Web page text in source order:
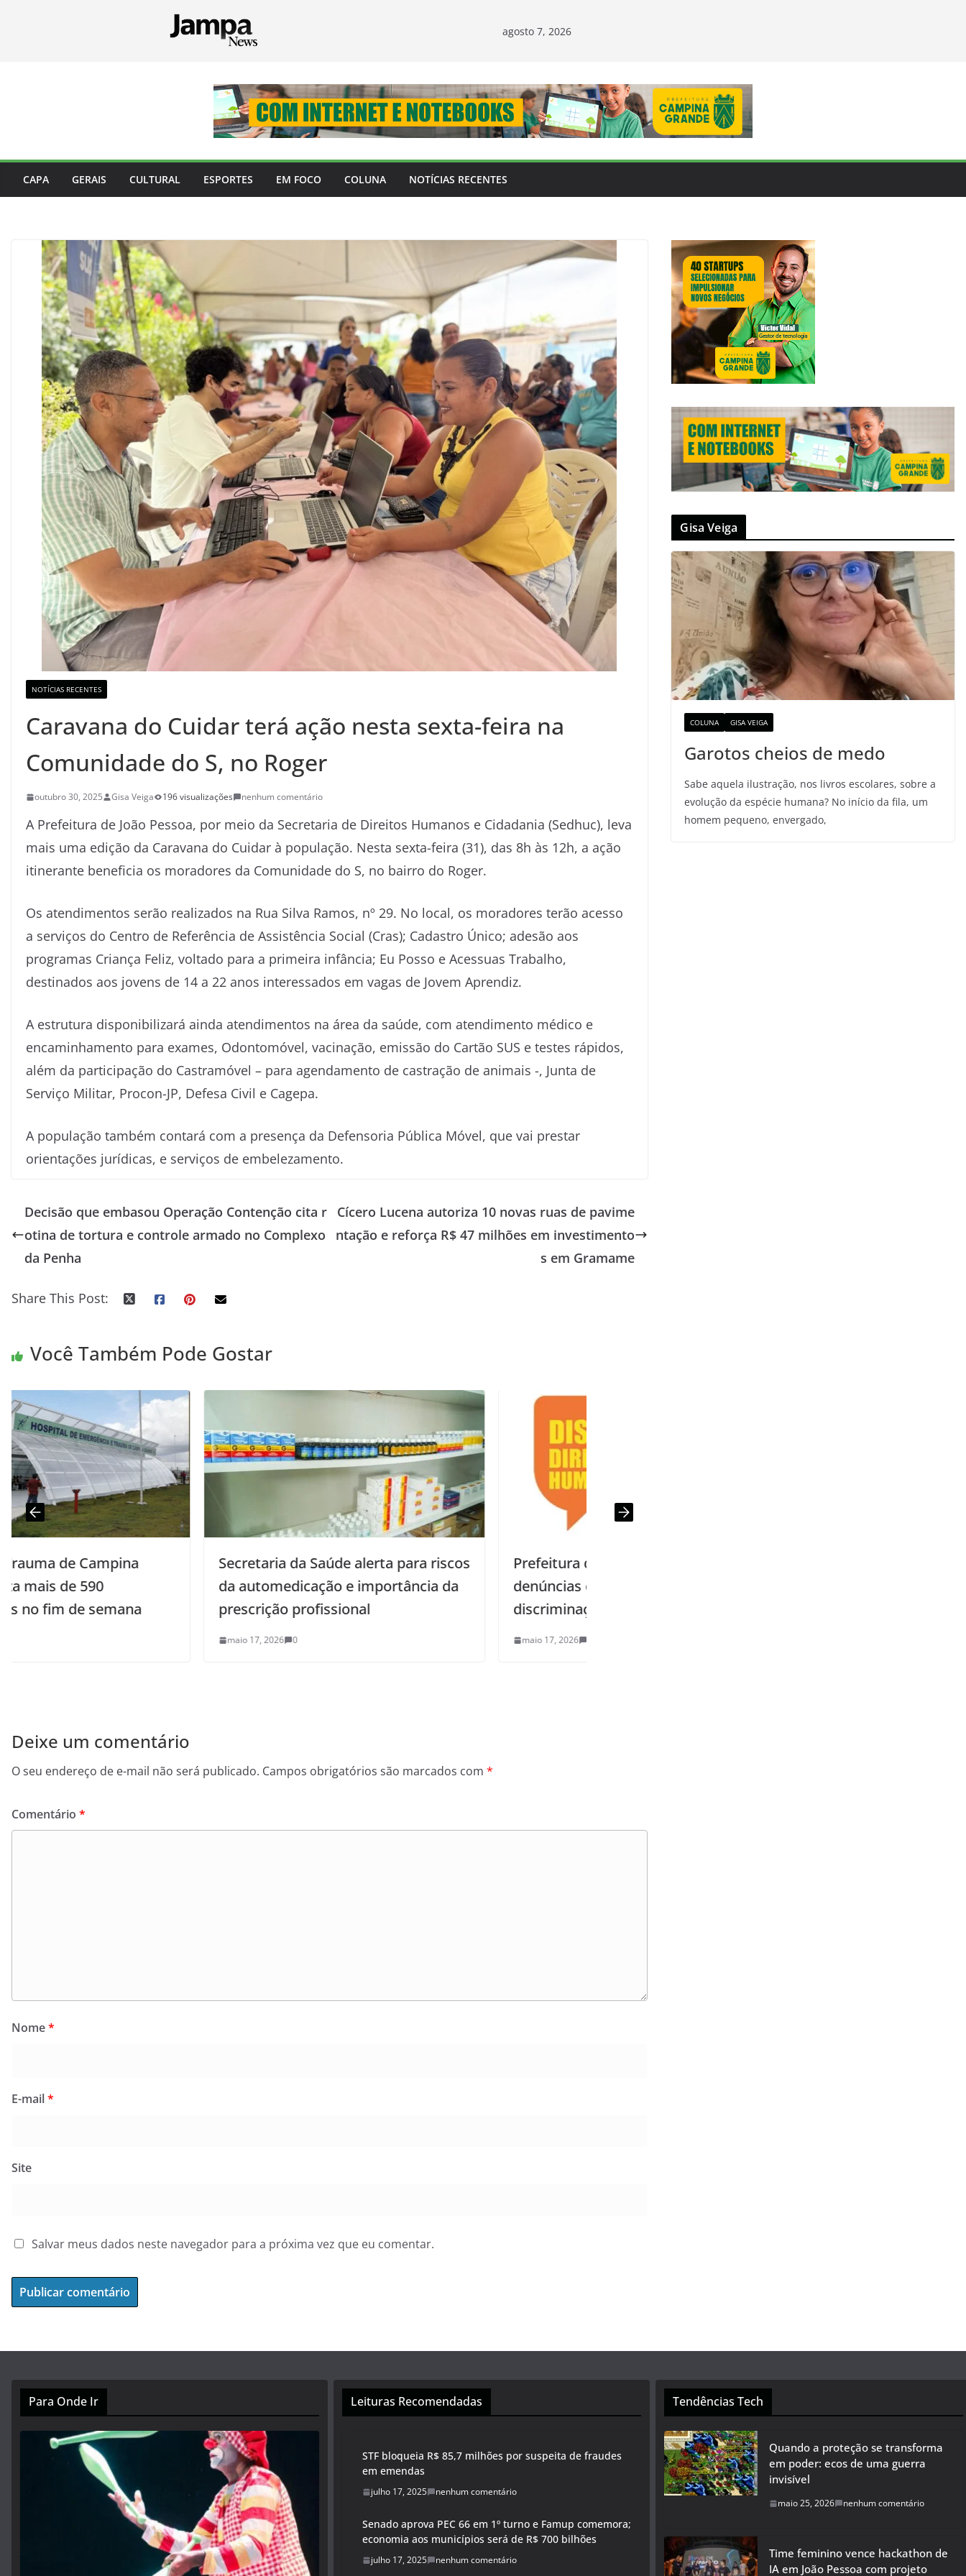
agosto 7, 2026
CAPA GERAIS CULTURAL ESPORTES EM FOCO COLUNA NOTÍCIAS RECENTES
NOTÍCIAS RECENTES
Caravana do Cuidar terá ação nesta sexta-feira na
Comunidade do S, no Roger
outubro 30, 2025 Gisa Veiga 196 visualizações nenhum comentário
A Prefeitura de João Pessoa, por meio da Secretaria de Direitos Humanos e Cidadania (Sedhuc), leva
mais uma edição da Caravana do Cuidar à população. Nesta sexta-feira (31), das 8h às 12h, a ação
itinerante beneficia os moradores da Comunidade do S, no bairro do Roger.
Os atendimentos serão realizados na Rua Silva Ramos, nº 29. No local, os moradores terão acesso
a serviços do Centro de Referência de Assistência Social (Cras); Cadastro Único; adesão aos
programas Criança Feliz, voltado para a primeira infância; Eu Posso e Acessuas Trabalho,
destinados aos jovens de 14 a 22 anos interessados em vagas de Jovem Aprendiz.
A estrutura disponibilizará ainda atendimentos na área da saúde, com atendimento médico e
encaminhamento para exames, Odontomóvel, vacinação, emissão do Cartão SUS e testes rápidos,
além da participação do Castramóvel – para agendamento de castração de animais -, Junta de
Serviço Militar, Procon-JP, Defesa Civil e Cagepa.
A população também contará com a presença da Defensoria Pública Móvel, que vai prestar
orientações jurídicas, e serviços de embelezamento.
Decisão que embasou Operação Contenção cita r
otina de tortura e controle armado no Complexo
da Penha
Cícero Lucena autoriza 10 novas ruas de pavime
ntação e reforça R$ 47 milhões em investimento
s em Gramame
Share This Post:
Você Também Pode Gostar
Secretaria da Saúde alerta para riscos
da automedicação e importância da
prescrição profissional
Prefeitura disponibiliza serviço para
denúncias contra atos de violência,
discriminação ou preconceito
Deixe um comentário
O seu endereço de e-mail não será publicado. Campos obrigatórios são marcados com *
Comentário *
Nome*
E-mail*
Site
Salvar meus dados neste navegador para a próxima vez que eu comentar.
Gisa Veiga
COLUNA GISA VEIGA
Garotos cheios de medo
Sabe aquela ilustração, nos livros escolares, sobre a
evolução da espécie humana? No início da fila, um
homem pequeno, envergado,
Para Onde Ir Leituras Recomendadas
STF bloqueia R$ 85,7 milhões por suspeita de fraudes
em emendas
julho 17, 2025 nenhum comentário
Senado aprova PEC 66 em 1º turno e Famup comemora;
economia aos municípios será de R$ 700 bilhões
julho 17, 2025 nenhum comentário
Tendências Tech
Quando a proteção se transforma
em poder: ecos de uma guerra
invisível
maio 25, 2026 nenhum comentário
Time feminino vence hackathon de
IA em João Pessoa com projeto